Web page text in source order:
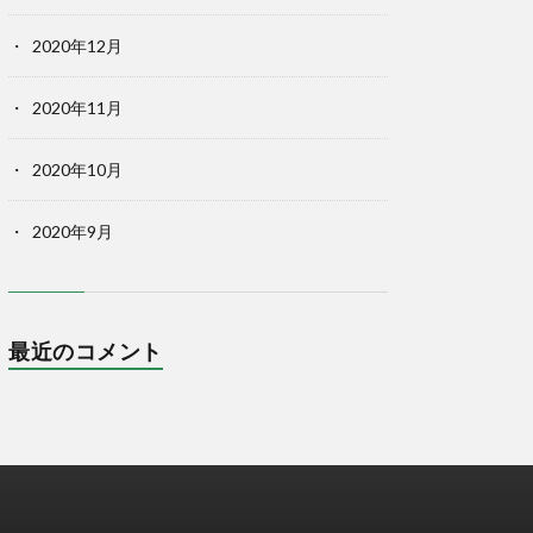
2020年12月
2020年11月
2020年10月
2020年9月
最近のコメント